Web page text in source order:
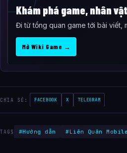
Khám phá game, nhân
Đi từ tổng quan game tới bài viết,
Mở Wiki Game →
CHIA SẺ: FACEBOOK X TELEGRAM
TAGS #Hướng dẫn #Liên Quân Mobile